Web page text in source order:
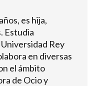
es hija,
Estudia
Rey
en diversas
el ámbito
de Ocio y